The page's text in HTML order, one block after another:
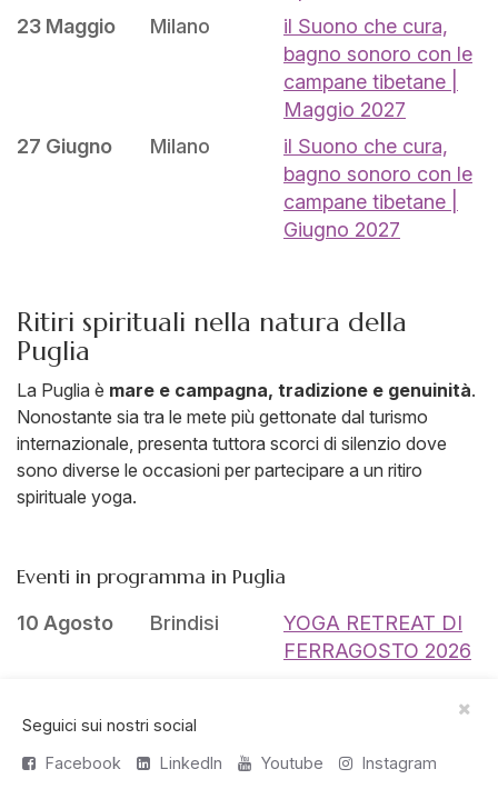
23 Maggio
Milano
il Suono che cura,
bagno sonoro con le
campane tibetane |
Maggio 2027
27 Giugno
Milano
il Suono che cura,
bagno sonoro con le
campane tibetane |
Giugno 2027
Ritiri spirituali nella natura della
Puglia
La Puglia è mare e campagna, tradizione e genuinità.
Nonostante sia tra le mete più gettonate dal turismo
internazionale, presenta tuttora scorci di silenzio dove
sono diverse le occasioni per partecipare a un ritiro
spirituale yoga.
Eventi in programma in Puglia
10 Agosto Brindisi
YOGA RETREAT DI
FERRAGOSTO 2026
DELL’ANIMA SACRA
15 Agosto
Lecce
BLACK LOTUS
RITIRO - II settimana
Seguici sui nostri social
Facebook
LinkedIn Youtube Instagram